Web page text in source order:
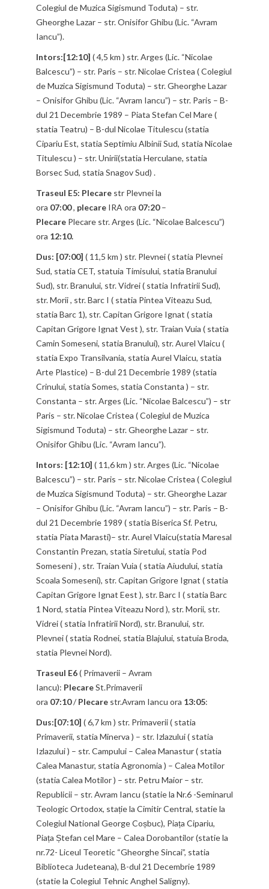
Colegiul de Muzica Sigismund Toduta) – str.
Gheorghe Lazar – str. Onisifor Ghibu (Lic. “Avram
Iancu”).
Intors:[12:10] ( 4,5 km ) str. Arges (Lic. “Nicolae
Balcescu”) – str. Paris – str. Nicolae Cristea ( Colegiul
de Muzica Sigismund Toduta) – str. Gheorghe Lazar
– Onisifor Ghibu (Lic. “Avram Iancu”) – str. Paris – B-
dul 21 Decembrie 1989 – Piata Stefan Cel Mare (
statia Teatru) – B-dul Nicolae Titulescu (statia
Cipariu Est, statia Septimiu Albinii Sud, statia Nicolae
Titulescu ) – str. Unirii(statia Herculane, statia
Borsec Sud, statia Snagov Sud) .
Traseul E5: Plecarestr Plevnei la
ora 07:00, plecareIRA ora 07:20–
PlecarePlecare str. Arges (Lic. “Nicolae Balcescu”)
ora 12:10.
Dus: [07:00] ( 11,5 km ) str. Plevnei ( statia Plevnei
Sud, statia CET, statuia Timisului, statia Branului
Sud), str. Branului, str. Vidrei ( statia Infratirii Sud),
str. Morii , str. Barc I ( statia Pintea Viteazu Sud,
statia Barc 1), str. Capitan Grigore Ignat ( statia
Capitan Grigore Ignat Vest ), str. Traian Vuia ( statia
Camin Someseni, statia Branului), str. Aurel Vlaicu (
statia Expo Transilvania, statia Aurel Vlaicu, statia
Arte Plastice) – B-dul 21 Decembrie 1989 (statia
Crinului, statia Somes, statia Constanta ) – str.
Constanta – str. Arges (Lic. “Nicolae Balcescu”) – str
Paris – str. Nicolae Cristea ( Colegiul de Muzica
Sigismund Toduta) – str. Gheorghe Lazar – str.
Onisifor Ghibu (Lic. “Avram Iancu”).
Intors: [12:10] ( 11,6 km ) str. Arges (Lic. “Nicolae
Balcescu”) – str. Paris – str. Nicolae Cristea ( Colegiul
de Muzica Sigismund Toduta) – str. Gheorghe Lazar
– Onisifor Ghibu (Lic. “Avram Iancu”) – str. Paris – B-
dul 21 Decembrie 1989 ( statia Biserica Sf. Petru,
statia Piata Marasti)– str. Aurel Vlaicu(statia Maresal
Constantin Prezan, statia Siretului, statia Pod
Someseni ) , str. Traian Vuia ( statia Aiudului, statia
Scoala Someseni), str. Capitan Grigore Ignat ( statia
Capitan Grigore Ignat Eest ), str. Barc I ( statia Barc
1 Nord, statia Pintea Viteazu Nord ), str. Morii, str.
Vidrei ( statia Infratirii Nord), str. Branului, str.
Plevnei ( statia Rodnei, statia Blajului, statuia Broda,
statia Plevnei Nord).
Traseul E6( Primaverii – Avram
Iancu): PlecareSt.Primaverii
ora 07:10/ Plecarestr.Avram Iancu ora 13:05:
Dus:[07:10] ( 6,7 km ) str. Primaverii ( statia
Primaverii, statia Minerva ) – str. Izlazului ( statia
Izlazului ) – str. Campului – Calea Manastur ( statia
Calea Manastur, statia Agronomia ) – Calea Motilor
(statia Calea Motilor ) – str. Petru Maior – str.
Republicii – str. Avram Iancu (statie la Nr.6 -Seminarul
Teologic Ortodox, stație la Cimitir Central, statie la
Colegiul National George Coșbuc), Piața Cipariu,
Piața Ștefan cel Mare – Calea Dorobantilor (statie la
nr.72- Liceul Teoretic “Gheorghe Sincai”, statia
Biblioteca Judeteana), B-dul 21 Decembrie 1989
(statie la Colegiul Tehnic Anghel Saligny).